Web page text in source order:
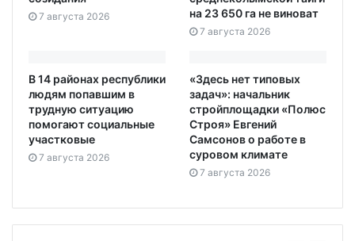
7 августа 2026
на 23 650 га не виноват
7 августа 2026
В 14 районах республики
людям попавшим в
трудную ситуацию
помогают социальные
участковые
7 августа 2026
«Здесь нет типовых
задач»: начальник
стройплощадки «Полюс
Строя» Евгений
Самсонов о работе в
суровом климате
7 августа 2026